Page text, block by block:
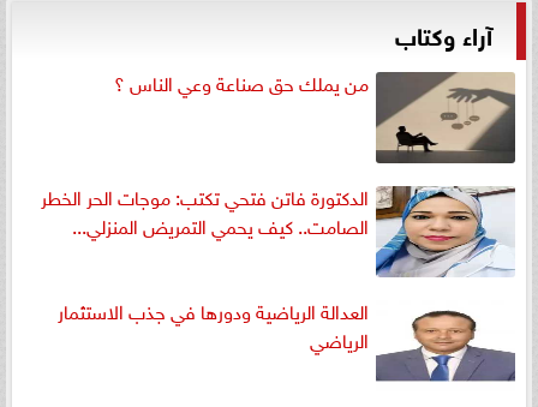
آراء وكتاب
من يملك حق صناعة وعي الناس ؟
الدكتورة فاتن فتحي تكتب: موجات الحر الخطر
الصامت.. كيف يحمي التمريض المنزلي...
العدالة الرياضية ودورها في جذب الاستثمار
الرياضي